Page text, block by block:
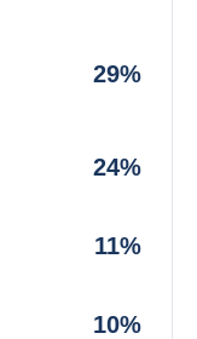
29%
24%
11%
10%